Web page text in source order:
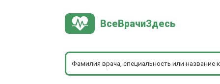
ВсеВрачиЗдесь